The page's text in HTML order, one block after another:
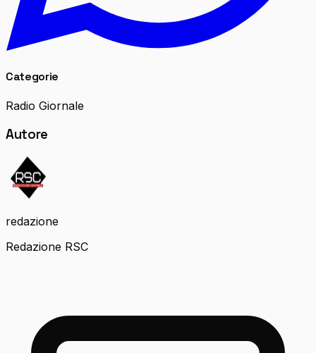
Categorie
Radio Giornale
Autore
redazione
Redazione RSC